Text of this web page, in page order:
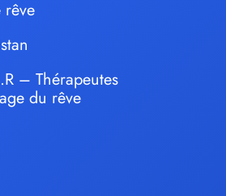
rêve
– Thérapeutes
du rêve